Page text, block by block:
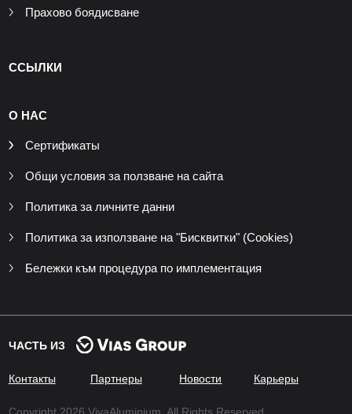
Прахово боядисване
ССЫЛКИ
О НАС
Сертификаты
Общи условия за ползване на сайта
Политика за личните данни
Политика за използване на "Бисквитки" (Cookies)
Бележки към процедура по имплементация
ЧАСТЬ ИЗ
Контакты Партнеры Новости Карьеры